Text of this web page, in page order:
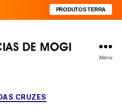
PRODUTOS TERRA
Menu
Categorias
CRUZES